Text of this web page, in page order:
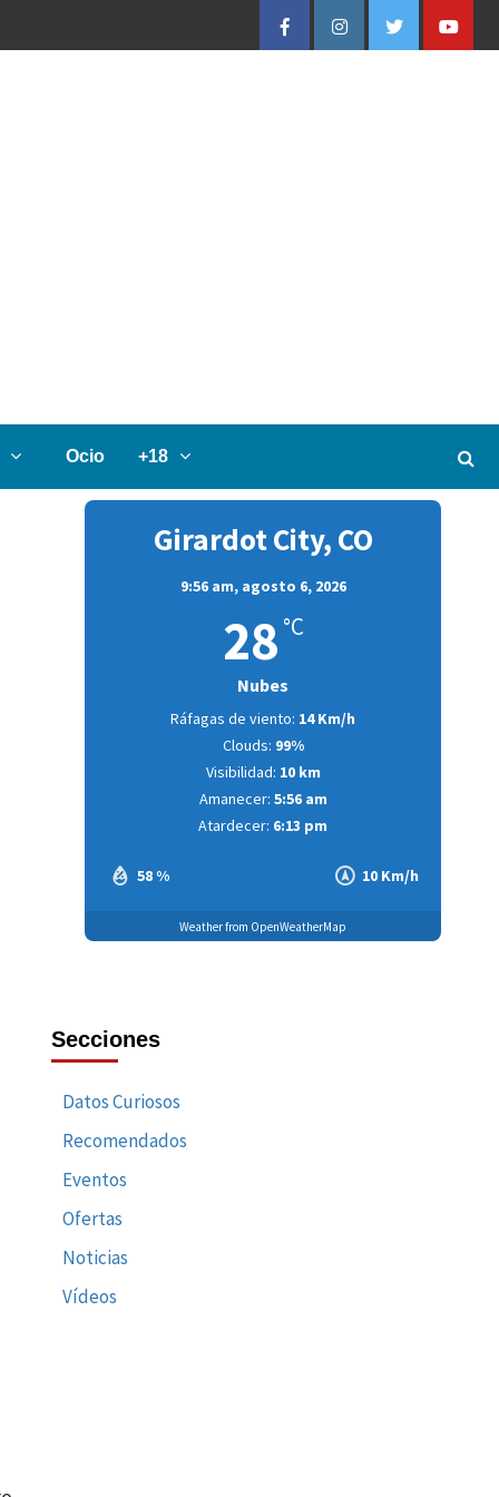
FacebookInstagramTwitterYoutube
Ocio +18
Girardot City, CO
9:56 am, agosto 6, 2026
28 °C
Nubes
58 % 10 Km/h
Ráfagas de viento: 14 Km/h
Clouds: 99%
Visibilidad: 10 km
Amanecer: 5:56 am
Atardecer: 6:13 pm
Weather from OpenWeatherMap
Secciones
Datos Curiosos
Recomendados
Eventos
Ofertas
Noticias
Vídeos